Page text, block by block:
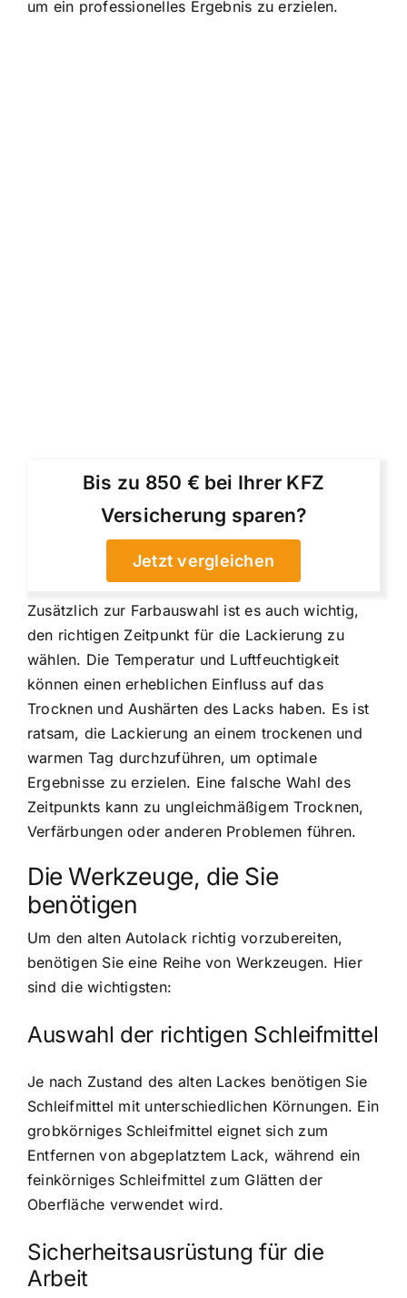
um ein professionelles Ergebnis zu erzielen.
Bis zu 850 € bei Ihrer KFZ
Versicherung sparen?
Jetzt vergleichen
Zusätzlich zur Farbauswahl ist es auch wichtig,
den richtigen Zeitpunkt für die Lackierung zu
wählen. Die Temperatur und Luftfeuchtigkeit
können einen erheblichen Einfluss auf das
Trocknen und Aushärten des Lacks haben. Es ist
ratsam, die Lackierung an einem trockenen und
warmen Tag durchzuführen, um optimale
Ergebnisse zu erzielen. Eine falsche Wahl des
Zeitpunkts kann zu ungleichmäßigem Trocknen,
Verfärbungen oder anderen Problemen führen.
Die Werkzeuge, die Sie
benötigen
Um den alten Autolack richtig vorzubereiten,
benötigen Sie eine Reihe von Werkzeugen. Hier
sind die wichtigsten:
Auswahl der richtigen Schleifmittel
Je nach Zustand des alten Lackes benötigen Sie
Schleifmittel mit unterschiedlichen Körnungen. Ein
grobkörniges Schleifmittel eignet sich zum
Entfernen von abgeplatztem Lack, während ein
feinkörniges Schleifmittel zum Glätten der
Oberfläche verwendet wird.
Sicherheitsausrüstung für die
Arbeit